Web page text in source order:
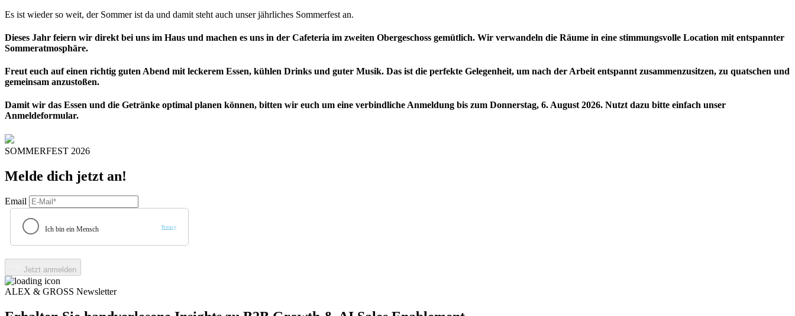
Es ist wieder so weit, der Sommer ist da und damit steht auch unser jährliches Sommerfest an.
Dieses Jahr feiern wir direkt bei uns im Haus und machen es uns in der Cafeteria im zweiten Obergeschoss gemütlich. Wir verwandeln die Räume in eine stimmungsvolle Location mit entspannter
Sommeratmosphäre.
Freut euch auf einen richtig guten Abend mit leckerem Essen, kühlen Drinks und guter Musik. Das ist die perfekte Gelegenheit, um nach der Arbeit entspannt zusammenzusitzen, zu quatschen und
gemeinsam anzustoßen.
Damit wir das Essen und die Getränke optimal planen können, bitten wir euch um eine verbindliche Anmeldung bis zum Donnerstag, 6. August 2026. Nutzt dazu bitte einfach unser
Anmeldeformular.
SOMMERFEST 2026
Melde dich jetzt an!
Email
Jetzt anmelden
ALEX & GROSS Newsletter